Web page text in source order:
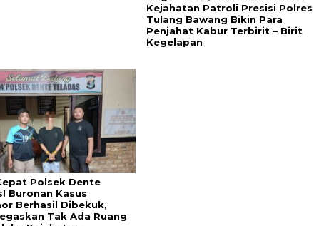
Kejahatan Patroli Presisi Polres
Tulang Bawang Bikin Para
Penjahat Kabur Terbirit – Birit
Kegelapan
Polsek Dente
Buronan Kasus
Berhasil Dibekuk,
Tak Ada Ruang